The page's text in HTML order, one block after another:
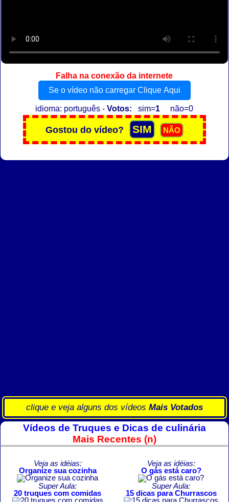
Falha na conexão da internete
Se o vídeo não carregar Clique Aqui
idioma: português -Votos: sim=1 não=0
clique e veja alguns dos vídeos Mais Votados
Vídeos de Truques e Dicas de culinária
Mais Recentes (n)
Veja as idéias:
Organize sua cozinha
Veja as idéias:
O gás está caro?
Super Aula:
20 truques com comidas
Super Aula:
15 dicas para Churrascos